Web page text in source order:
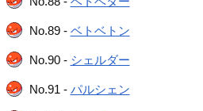
No.89 - ベトベトン
No.90 - シェルダー
No.91 - パルシェン